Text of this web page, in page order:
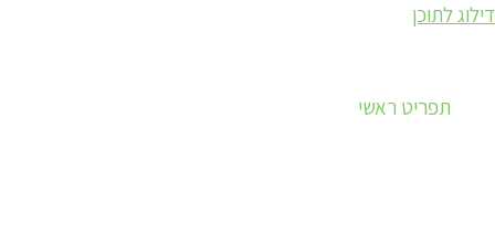
דילוג לתוכן
תפריט ראשי